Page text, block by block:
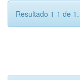
Resultado 1-1 de 1.